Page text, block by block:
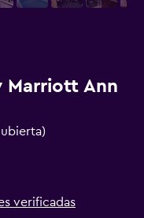
Marriott Ann
verificadas